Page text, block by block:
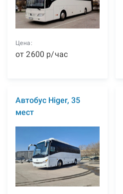
Цена:
от2600 р/час
Автобус Higer, 35
мест